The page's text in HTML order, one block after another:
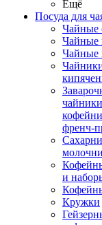
Ещё
Посуда для
Чайные
Чайные
Чайные
френч-
и
Кружки